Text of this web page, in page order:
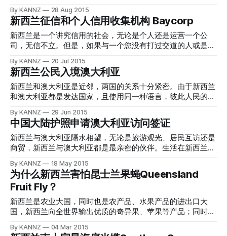
家橄榄球队初登国际赛场舞台的时候，英国的媒体建议这支队
伍应该有个昵称，什么呢？兔子，Rabbits。澳大利亚人马上
就拒绝了这个名字，因为他们不希望自己的队伍外号是害虫的
名字（兔子作为外来物种，繁殖力过强对于本地生物产生了危
利亚的新任总理（第29任总理）。 2015年9月14日，马尔科
姆·特恩布尔宣布辞去通信部长的职务，并表示将挑战现任总
理阿伯特的自由党党首职务。马尔科姆是自由党前党首，他于
当天呼吁阿伯特在党内举行投票。他称阿伯特在经济方面完全
的民调也显示，阿伯特民意支持率不高，不被澳大利亚人民所
信任。 马尔科姆·特恩布尔Malcolm Turnbull是资深政治人物，
在中国话题上思考深，谈得有水平。他今年曾提醒，中国是澳
二战中坚持最久的盟友，“不能想象没有中国对我
了两种东西，羊毛和羊肉；至于绵羊油、羊皮等等东西都是附
加产品了；新西兰的羊毛质量很好，而出产这些优质羊毛的绵
羊品种，就是本文要向您介绍的美丽诺绵羊，Merino
Sheep。 image source: google images 美丽诺绵羊 美丽诺
的主要品种。目前，美丽诺羊毛产品以新西兰的邻居，澳大利
亚出产的最为著名。但是，实际上美丽诺绵羊并不是澳大利亚
培育出来的品种，而是原产自遥远的南欧国家西班牙。18世纪
后，作为当时西班牙国宝品种的美丽诺绵羊被输出到世界各
没有因为水土不服而消逝，反而开枝散叶、家族兴旺；不过，
由于环境、饲养、管理等各方面的差异，美丽诺绵羊在全球各
个国家和地区产出的羊毛差异非常大；这也让美丽诺绵羊在各
地慢慢的进化出了不同的亚种，并拥有了不同的品种名。 为
By KANNZ 28 Aug 2015
新西兰征信和个人信用收集机构 Baycorp
新西兰是一个讲究信用的社会，无论是个人还是运营一个公
司，无信不立。但是，如果与一个您没有打过交道的人或是公
新西兰，某人或是某公司，欠了您的钱，无论您怎样索要都无
果，您有该怎么办？这时候，您应该了解一下，在新西兰和澳
大利亚信用征集领域的“金字招牌”Baycorp的业务范围了。
image source: google images 新西兰Baycorp（新名称
个名字并不陌生；如果用俗话来解释Baycorp是做什么的，“讨
债公司”可能比文绉绉的“征信公司”让人更容易记忆。对于经常
欠别人钱的“老赖”而言，Baycorp无疑是他们生活中挥之不去
的阴影，因为一旦被别的公司或是个人送入Baycorp，这家公
兰这个法治社会不会有“暴力讨债”的事情发生，但是三天两头
阴魂不散的讨债电话和电子邮件肯定会让欠钱的人惶惶不可终
日。 Baycorp并非一家政府机构，与澳大利亚相同，同属于一
个集团的新西兰Baycorp信息服务
By KANNZ 20 Jul 2015
新西兰公民入境澳大利亚
新西兰和澳大利亚是近邻，两国的关系十分紧密。由于新西兰
和澳大利亚都是发达国家，且使用同一种语言，彼此人民的各
以持有本国的护照自由的进出对方的国境；另外，两个国家的
福利系统彼此之间也保持很大程度的透明，所以不仅持有护照
去对方国家很方便，甚至在海对面的国家定居和工作也是完全
没有问题的。 image source: google images 而这一切，都基
Tasman Travel Arrangement，新西兰公民使用新西兰护照进
入澳大利亚境内的时候，不需要提前申请任何签证，直接入境
就可以，入境的“一瞬间”，实际上已经自动被赋予了澳大利亚
444签证(SCV)，当然，前提是新西兰护照持有人品行端正，
身体健康状况达标。 Trans-Tasman Travel Arrangement允许
澳新两国居民，自由入境、居住、学习、工作在对方的国家，
没有任何时间上的限制，甚至您持有新西兰护照入境澳大利亚
By KANNZ 29 Jun 2015
中国大陆护照申请澳大利亚访问签证
新西兰与澳大利亚隔水相望，无论是旅游观光、居民互访还是
商贸，新西兰与澳大利亚都是最亲密的伙伴。生活在新西兰的
方气候相似、货币相似、文化相似、时区相似、语言相似，各
种相似；而且，从新西兰到澳大利亚东南沿海城市只需要3个
多小时的飞行时间，在饱览风光、疯狂购物的同时，不会有太
多的舟车劳顿之苦。 image source: google images 如果您持
有的是新西兰护照，那么可以自由进出澳大利亚的国门，没有
人依然持有的是中国大陆护照，虽贴有新西兰的居民签证，前
By KANNZ 18 May 2015
为什么新西兰害怕昆士兰果蝇Queensland
Fruit Fly？
新西兰是农业大国，同时也是农产品、水果产品的进出口大
国，新西兰向全世界输出优质的奇异果、苹果等产品；同时也
美和亚洲部分国家，进口水果产品。每隔几年，新西兰就会拉
By KANNZ 04 Mar 2015